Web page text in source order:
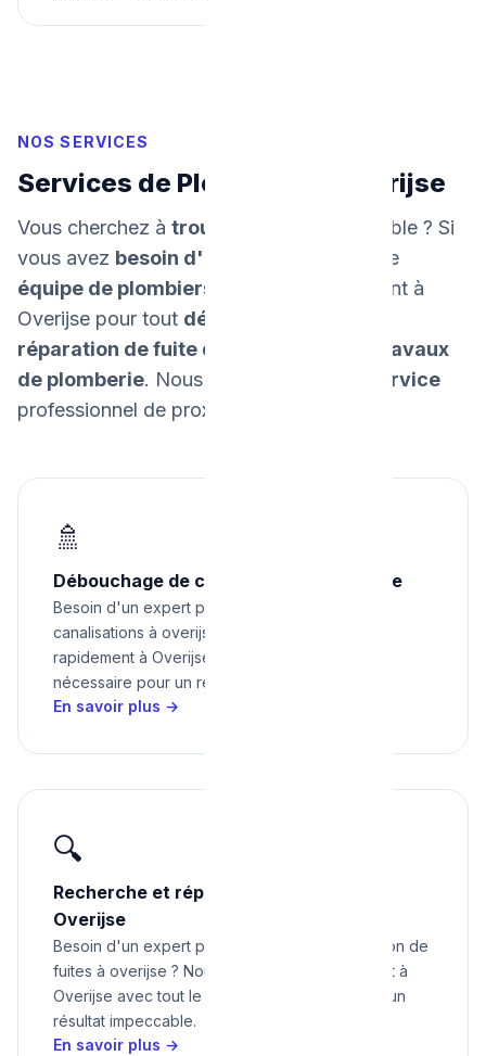
NOS SERVICES
Services de Plomberie à Overijse
Vous cherchez à trouver un plombier
fiable ? Si
vous avez besoin d'un dépannage
, notre
équipe de plombiers
intervient rapidement à
Overijse pour tout dépannage urgent
réparation de fuite d'eau
travaux
de plomberie. Nous
garantissons un service
professionnel de proximité.
🚿
Débouchage de canalisations à Overijse
Besoin d'un expert pour débouchage de
canalisations à overijse ? Nous intervenons
rapidement à Overijse avec tout le matériel
nécessaire pour un résultat impeccable.
En savoir plus →
🔍
Recherche et réparation de fuites à
Overijse
Besoin d'un expert pour recherche et réparation de
fuites à overijse ? Nous intervenons rapidement à
Overijse avec tout le matériel nécessaire pour un
résultat impeccable.
En savoir plus →